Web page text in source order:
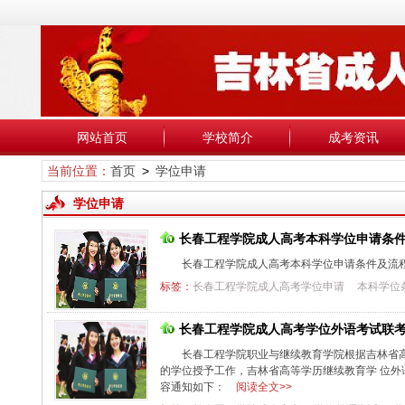
网站首页 学校简介 成考资讯
当前位置： 首页> 学位申请
学位申请
长春工程学院成人高考本科学位申请条
长春工程学院成人高考本科学位申请条件及
标签： 长春工程学院成人高考学位申请 本科学位
长春工程学院成人高考学位外语考试联
长春工程学院职业与继续教育学院根据吉林
的学位授予工作，吉林省高等学历继续教育学 位
容通知如下：
阅读全文>>